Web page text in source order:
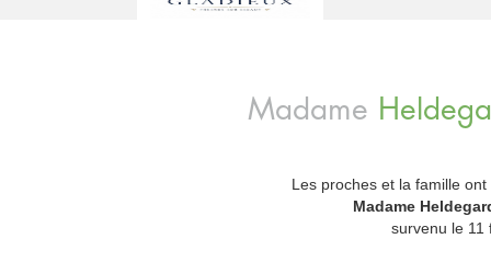
Madame
Les proches et la famille
Madame
survenu le 11